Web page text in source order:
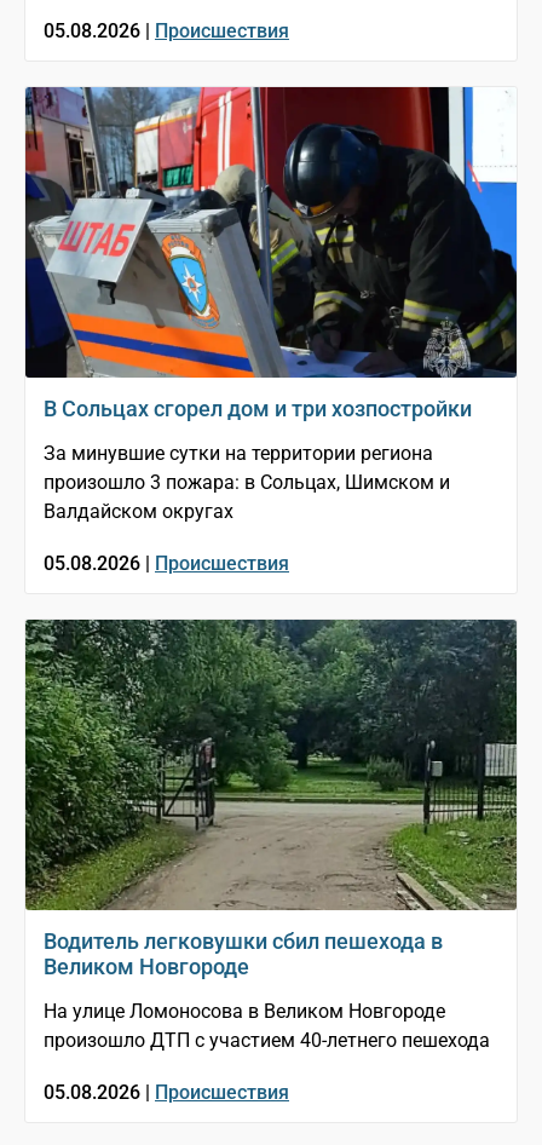
05.08.2026 | Происшествия
В Сольцах сгорел дом и три хозпостройки
За минувшие сутки на территории региона
произошло 3 пожара: в Сольцах, Шимском и
Валдайском округах
05.08.2026 | Происшествия
Водитель легковушки сбил пешехода в
Великом Новгороде
На улице Ломоносова в Великом Новгороде
произошло ДТП с участием 40-летнего пешехода
05.08.2026 | Происшествия